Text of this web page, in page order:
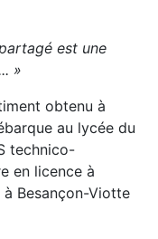
est une
»
obtenu à
au lycée du
technico-
en licence à
Besançon-Viotte